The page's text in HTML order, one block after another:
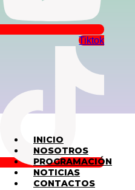
Tiktok
INICIO
NOSOTROS
PROGRAMACIÓN
NOTICIAS
CONTACTOS